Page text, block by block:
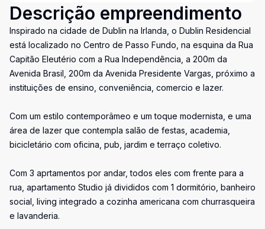
Descrição empreendimento
Inspirado na cidade de Dublin na Irlanda, o Dublin Residencial
está localizado no Centro de Passo Fundo, na esquina da Rua
Capitão Eleutério com a Rua Independência, a 200m da
Avenida Brasil, 200m da Avenida Presidente Vargas, próximo a
instituições de ensino, conveniência, comercio e lazer.
Com um estilo contemporâmeo e um toque modernista, e uma
área de lazer que contempla salão de festas, academia,
bicicletário com oficina, pub, jardim e terraço coletivo.
Com 3 aprtamentos por andar, todos eles com frente para a
rua, apartamento Studio já divididos com 1 dormitório, banheiro
social, living integrado a cozinha americana com churrasqueira
e lavanderia.